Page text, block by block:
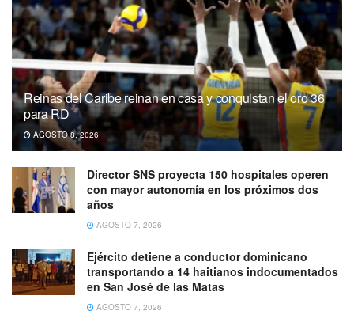
Reinas del Caribe reinan en casa y conquistan el oro 36
para RD
AGOSTO 8, 2026
Director SNS proyecta 150 hospitales operen
con mayor autonomía en los próximos dos
años
AGOSTO 7, 2026
Ejército detiene a conductor dominicano
transportando a 14 haitianos indocumentados
en San José de las Matas
AGOSTO 7, 2026